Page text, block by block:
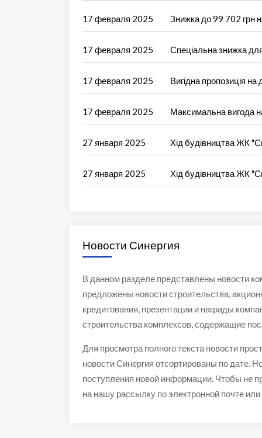
17 февраля 2025 Знижка до 99 702 грн
17 февраля 2025 Спеціальна знижка
17 февраля 2025 Вигідна пропозиція на
17 февраля 2025 Максимальна вигода
27 января 2025 Хід будівництва ЖК
27 января 2025 Хід будівництва ЖК
Новости Синергия
В данном разделе представлены новости
предложены новости строительства,
кредитования, презентации и награды
строительства комплексов, содержащие
Для просмотра полного текста новости
новости Синергия отсортированы по дате.
поступления новой информации. Чтобы не
на нашу рассылку по электронной почте